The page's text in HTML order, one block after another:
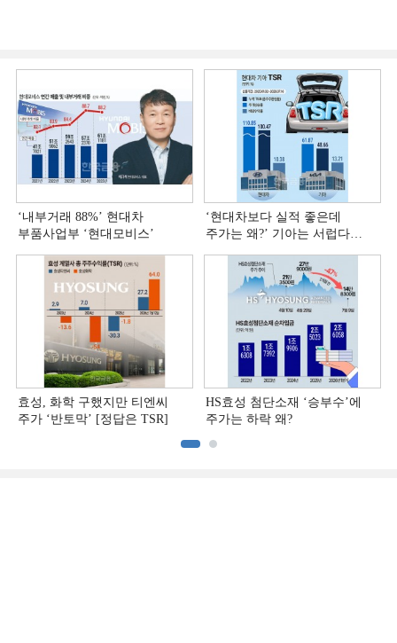
‘내부거래 88%ʼ 현대차
부품사업부 ‘현대모비스ʼ
‘현대차보다 실적 좋은데
주가는 왜?ʼ 기아는 서럽다
효성, 화학 구했지만 티엔씨
주가 ‘반토막’ [정답은 TSR]
HS효성 첨단소재 ‘승부수’에
주가는 하락 왜?